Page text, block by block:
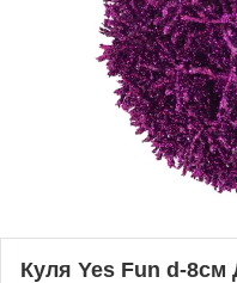
Куля Yes Fun d-8см